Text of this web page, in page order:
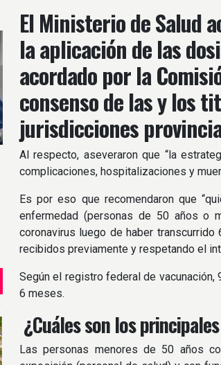
El Ministerio de Salud
la aplicación de las
acordado por la
consenso de las y los
jurisdicciones
Al respecto, aseveraron que “la
complicaciones, hospitalizaciones y
Es por eso que recomendaron que
enfermedad (personas de 50 años o
coronavirus luego de haber
recibidos previamente y respetando el
Según el registro federal de
6 meses.
¿Cuáles son los
Las personas menores de 50 años